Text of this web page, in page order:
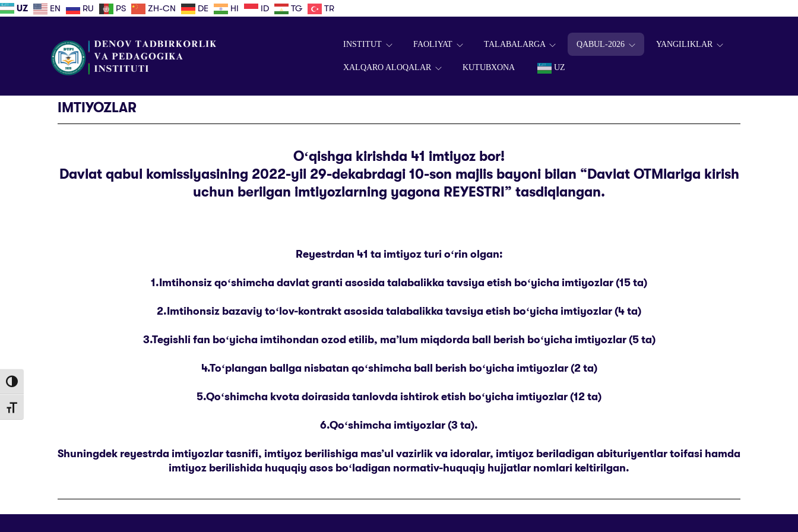
Toggle High Contrast
Toggle Font size
UZ EN RU PS ZH-CN DE HI ID TG TR
INSTITUT FAOLIYAT TALABALARGA QABUL-2026 YANGILIKLAR
XALQARO ALOQALAR KUTUBXONA UZ
IMTIYOZLAR
Oʻqishga kirishda 41 imtiyoz bor!
Davlat qabul komissiyasining 2022-yil 29-dekabrdagi 10-son majlis bayoni bilan “Davlat OTMlariga kirish
uchun berilgan imtiyozlarning yagona REYESTRI” tasdiqlangan.
Reyestrdan 41 ta imtiyoz turi oʻrin olgan:
1.Imtihonsiz qoʻshimcha davlat granti asosida talabalikka tavsiya etish boʻyicha imtiyozlar (15 ta)
2.Imtihonsiz bazaviy toʻlov-kontrakt asosida talabalikka tavsiya etish boʻyicha imtiyozlar (4 ta)
3.Tegishli fan boʻyicha imtihondan ozod etilib, maʼlum miqdorda ball berish boʻyicha imtiyozlar (5 ta)
4.Toʻplangan ballga nisbatan qoʻshimcha ball berish boʻyicha imtiyozlar (2 ta)
5.Qoʻshimcha kvota doirasida tanlovda ishtirok etish boʻyicha imtiyozlar (12 ta)
6.Qoʻshimcha imtiyozlar (3 ta).
Shuningdek reyestrda imtiyozlar tasnifi, imtiyoz berilishiga masʼul vazirlik va idoralar, imtiyoz beriladigan abituriyentlar toifasi hamda
imtiyoz berilishida huquqiy asos boʻladigan normativ-huquqiy hujjatlar nomlari keltirilgan.